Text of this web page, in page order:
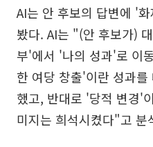
AI는 안 후보의 답변에 '
봤다. AI는 "(안 후보가)
부'에서 '나의 성과'로 이
한 여당 창출'이란 성과
했고, 반대로 '당적 변경'
미지는 희석시켰다"고 분